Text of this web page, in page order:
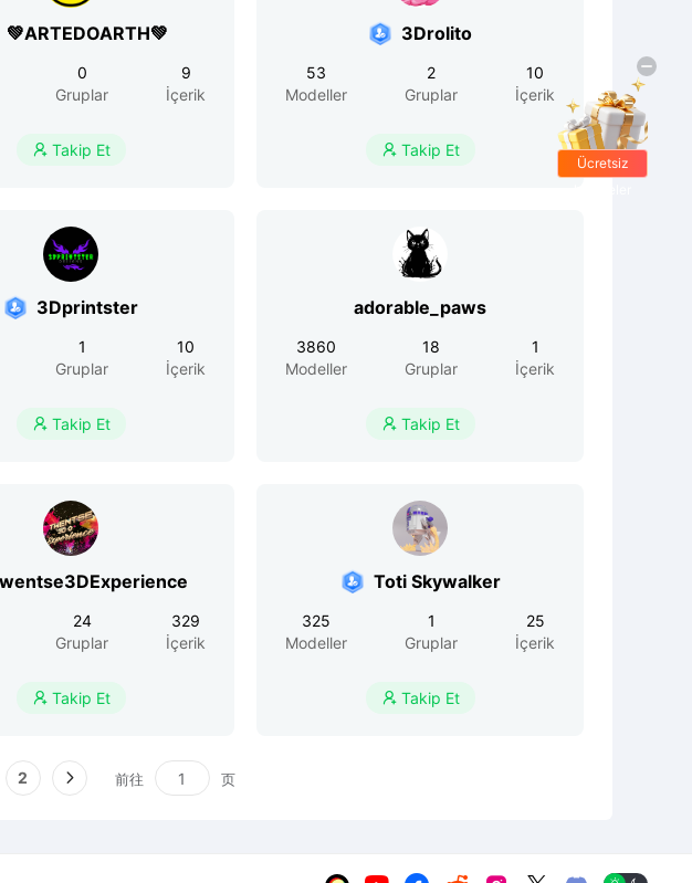
💚ARTEDOARTH💚
0
Gruplar
9
İçerik
 Takip Et
3Drolito
53
Modeller
2
Gruplar
10
İçerik
 Takip Et
3Dprintster
1
Gruplar
10
İçerik
 Takip Et
adorable_paws
3860
Modeller
18
Gruplar
1
İçerik
 Takip Et
24
Gruplar
329
İçerik
 Takip Et
Toti Skywalker
325
Modeller
1
Gruplar
25
İçerik
 Takip Et
2 前往 页
Ücretsiz